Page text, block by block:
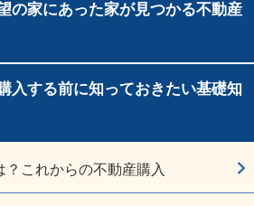
の家にあった家が見つかる不動産
入する前に知っておきたい基礎知
これからの不動産購入